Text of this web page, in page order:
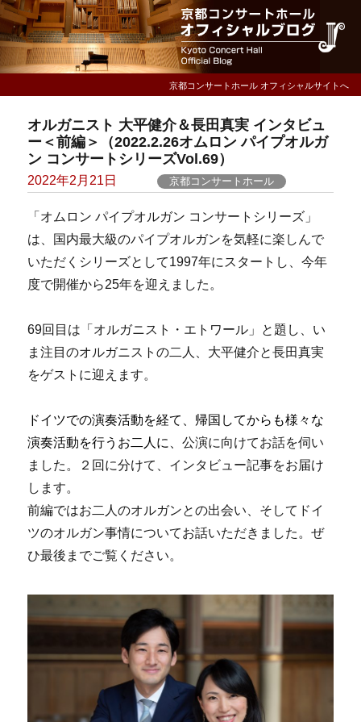
京都コンサートホール オフィシャルサイトへ
オルガニスト 大平健介＆長田真実 インタビュ
ー＜前編＞（2022.2.26オムロン パイプオルガ
ン コンサートシリーズVol.69）
Posted
2022年2月21日 京都コンサートホール
「オムロン パイプオルガン コンサートシリーズ」
は、国内最大級のパイプオルガンを気軽に楽しんで
いただくシリーズとして1997年にスタートし、今年
度で開催から25年を迎えました。
69回目は「オルガニスト・エトワール」と題し、い
ま注目のオルガニストの二人、大平健介と長田真実
をゲストに迎えます。
ドイツでの演奏活動を経て、帰国してからも様々な
演奏活動を行うお二人に、公演に向けてお話を伺い
ました。２回に分けて、インタビュー記事をお届け
します。
前編ではお二人のオルガンとの出会い、そしてドイ
ツのオルガン事情についてお話いただきました。ぜ
ひ最後までご覧ください。